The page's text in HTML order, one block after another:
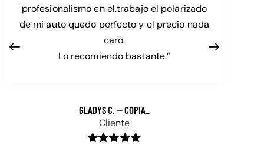
profesionalismo en el.trabajo el polarizado
de mi auto quedo perfecto y el precio nada
caro.
Lo recomiendo bastante.”
GLADYS C. — COPIA_
Cliente